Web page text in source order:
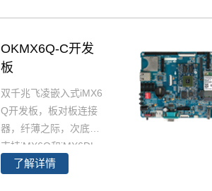
OKMX6Q-C开发
板
双千兆飞凌嵌入式iMX6
Q开发板，板对板连接
器，纤薄之际，次底板
支持iMX6Q和iMX6DL
核心板。i.MX6Q开发板
了解详情